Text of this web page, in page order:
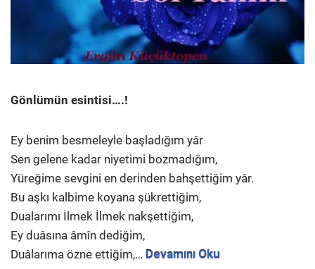
Gönlümün esintisi….!
Ey benim besmeleyle başladığım yâr
Sen gelene kadar niyetimi bozmadığım,
Yüreğime sevgini en derinden bahşettiğim yâr.
Bu aşkı kalbime koyana şükrettiğim,
Dualarımı İlmek İlmek nakşettiğim,
Ey duâsına âmîn dediğim,
Duâlarıma özne ettiğim,… Devamını Oku